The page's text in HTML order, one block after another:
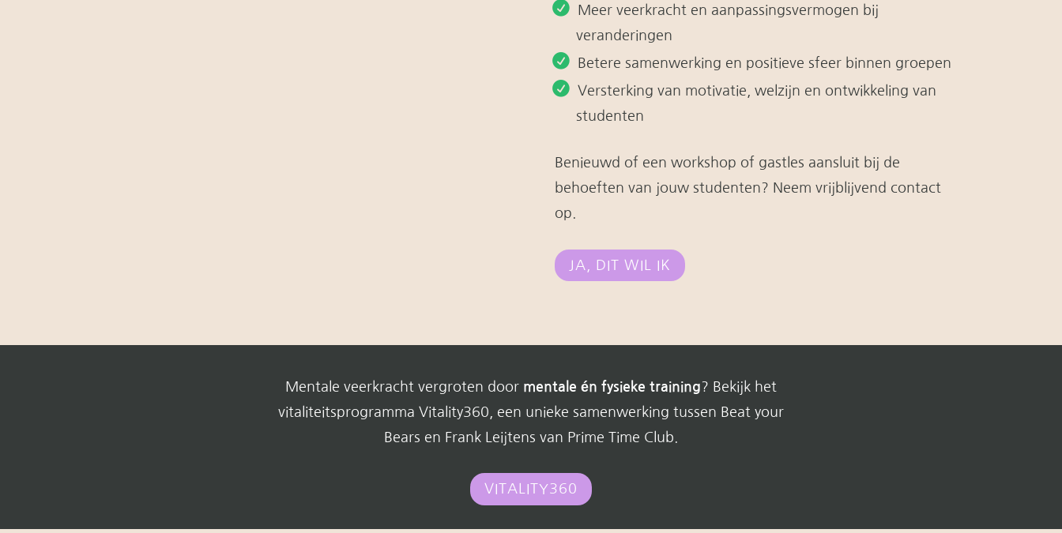
Meer veerkracht en aanpassingsvermogen bij
veranderingen
Betere samenwerking en positieve sfeer binnen groepen
Versterking van motivatie, welzijn en ontwikkeling van
studenten
Benieuwd of een workshop of gastles aansluit bij de
behoeften van jouw studenten? Neem vrijblijvend contact
op.
JA, DIT WIL IK
Mentale veerkracht vergroten door mentale én fysieke training? Bekijk het
vitaliteitsprogramma Vitality360, een unieke samenwerking tussen Beat your
Bears en Frank Leijtens van Prime Time Club.
VITALITY360